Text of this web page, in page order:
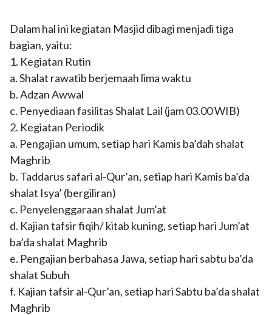
Dalam hal ini kegiatan Masjid dibagi menjadi tiga
bagian, yaitu:
1. Kegiatan Rutin
a. Shalat rawatib berjemaah lima waktu
b. Adzan Awwal
c. Penyediaan fasilitas Shalat Lail (jam 03.00 WIB)
2. Kegiatan Periodik
a. Pengajian umum, setiap hari Kamis ba’dah shalat
Maghrib
b. Taddarus safari al-Qur’an, setiap hari Kamis ba’da
shalat Isya’ (bergiliran)
c. Penyelenggaraan shalat Jum’at
d. Kajian tafsir fiqih/ kitab kuning, setiap hari Jum’at
ba’da shalat Maghrib
e. Pengajian berbahasa Jawa, setiap hari sabtu ba’da
shalat Subuh
f. Kajian tafsir al-Qur’an, setiap hari Sabtu ba’da shalat
Maghrib